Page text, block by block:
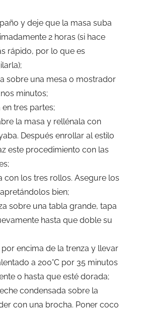
y deje que la masa suba
2 horas (si hace
rápido, por lo que es
sobre una mesa o mostrador
minutos;
tres partes;
la masa y rellénala con
Después enrollar al estilo
este procedimiento con las
con los tres rollos. Asegure los
bien;
sobre una tabla grande, tapa
hasta que doble su
encima de la trenza y llevar
a 200°C por 35 minutos
o hasta que esté dorada;
condensada sobre la
con una brocha. Poner coco